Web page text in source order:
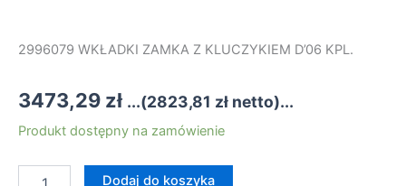
2996079 WKŁADKI ZAMKA Z KLUCZYKIEM D’06 KPL.
3473,29 zł ...(2823,81 zł netto)...
Produkt dostępny na zamówienie
ilość
WKŁADKI
ZAMKA
Dodaj do koszyka